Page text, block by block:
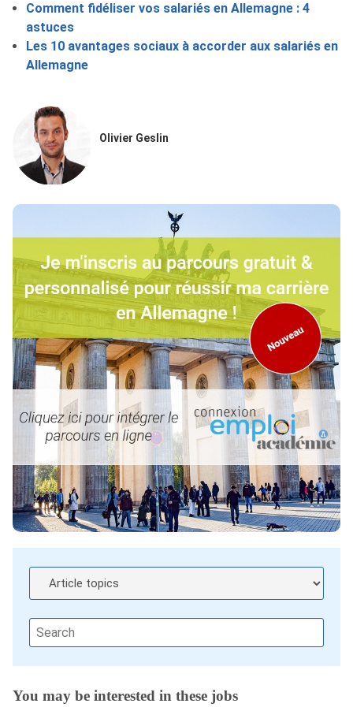
Comment fidéliser vos salariés en Allemagne : 4
astuces
Les 10 avantages sociaux à accorder aux salariés en
Allemagne
Olivier Geslin
You may be interested in these jobs